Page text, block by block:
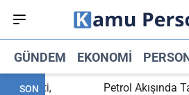
GÜNDEM EKONOMI
SON
bitti,
Petrol Akışında